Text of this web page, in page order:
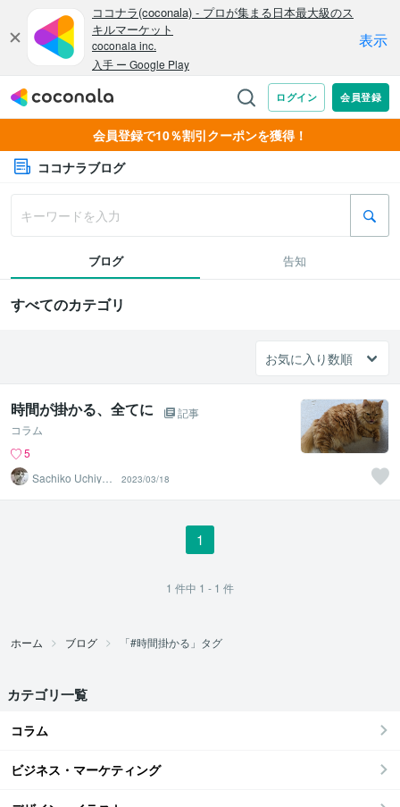
会員登録で10％割引クーポンを獲得！
ココナラブログ
ブログ 告知
すべてのカテゴリ
時間が掛かる、全てに
記事
コラム
5
Sachiko Uchiya
2023/03/18
1
1 件中 1 - 1 件
ホーム ブログ 「#時間掛かる」タグ
カテゴリ一覧
コラム
ビジネス・マーケティング